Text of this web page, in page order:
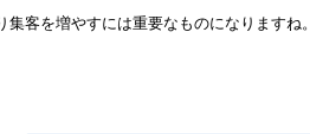
客を増やすには重要なものになりますね。